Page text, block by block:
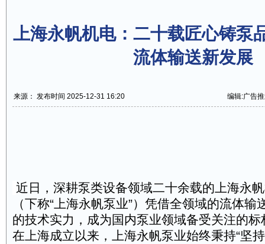
上海永帆机电：二十载匠心铸泵
流体输送新发展
来源： 发布时间 2025-12-31 16:20 编辑:广告
近日，深耕泵类设备领域二十余载的上海永
（下称“上海永帆泵业”）凭借全领域的流体输
的技术实力，成为国内泵业领域备受关注的
在上海成立以来，上海永帆泵业始终秉持“坚